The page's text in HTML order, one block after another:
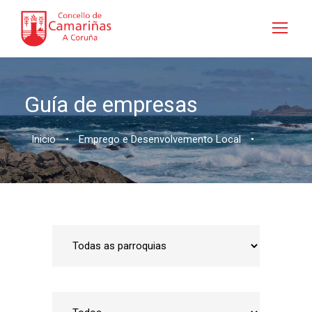
Guía de empresas
Inicio • Emprego e Desenvolvemento Local •